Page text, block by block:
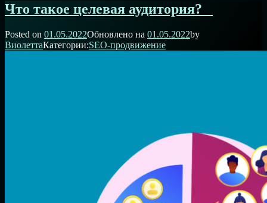
Что такое целевая аудитория?⁣⁣⠀
Posted on 01.05.2022Обновлено на 01.05.2022by
ВиолеттаКатегории:SEO-продвижение